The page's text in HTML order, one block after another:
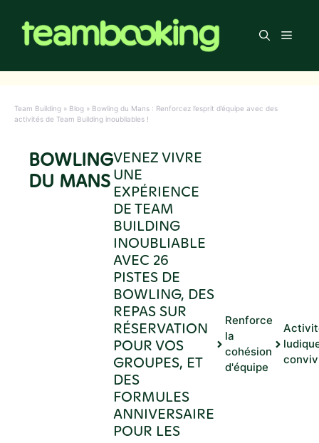
contenu
Menu
Team Building » Blog » Bowling du Mans : Renforcez l’esprit d’équipe avec des
activités de Team Building inoubliables !
BOWLING
DU MANS
VENEZ VIVRE
UNE
EXPÉRIENCE
DE TEAM
BUILDING
INOUBLIABLE
AVEC 26
PISTES DE
BOWLING, DES
REPAS SUR
RÉSERVATION
POUR VOS
GROUPES, ET
DES
FORMULES
ANNIVERSAIRE
POUR LES
Renforce
la
cohésion
d'équipe